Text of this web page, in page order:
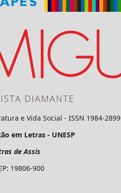
e Vida Social - ISSN 1984-2899
em Letras - UNESP
de Assis
19806-900